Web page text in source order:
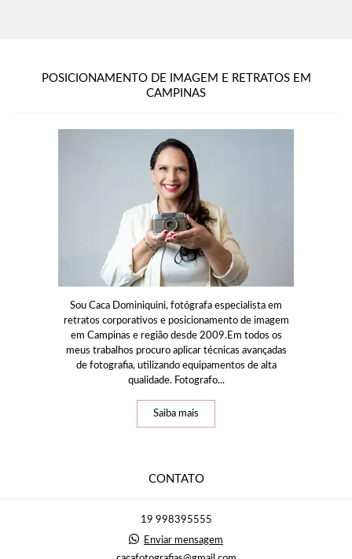
POSICIONAMENTO DE IMAGEM E RETRATOS EM
CAMPINAS
Sou Caca Dominiquini, fotógrafa especialista em
retratos corporativos e posicionamento de imagem
em Campinas e região desde 2009.Em todos os
meus trabalhos procuro aplicar técnicas avançadas
de fotografia, utilizando equipamentos de alta
qualidade. Fotografo...
Saiba mais
CONTATO
19 998395555
Enviar mensagem